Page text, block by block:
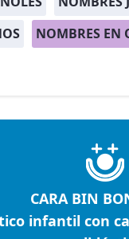
NOMBRES EN
CARA BIN
infantil con